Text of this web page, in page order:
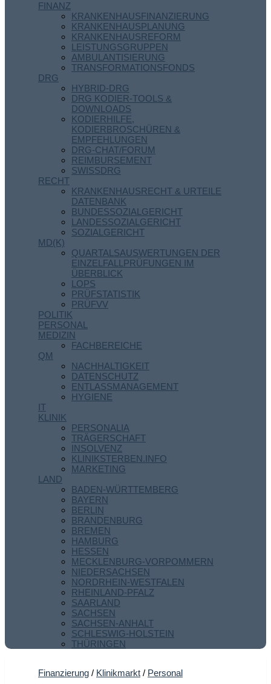
FINANZ
KRANKENHAUSFINANZIERUNG
KRANKENHAUSPLANUNG
KRANKENHAUSREFORM
LEISTUNGSGRUPPEN
AMBULANTISIERUNG
TRANSFORMATIONSFONDS
DRG
HYBRID-DRG
DRG KODIER-TOOLS &
DOWNLOADS
KODIERHILFE,
KODIERBROSCHÜREN &
EMPFEHLUNGEN
DRG-CHAT/FORUM
REIMBURSEMENT
SWISSDRG
RECHT
KRANKENHAUSRECHT & URTEILE
DATENBANK
BUNDESSOZIALGERICHT
LANDESSOZIALGERICHT
SOZIALGERICHT
MD(K)
QUARTALSAUSWERTUNGEN DER
EINZELFALLPRÜFUNGEN IM
ÜBERBLICK
LOPS
PRÜFSTATISTIK
PRÜFVV
POLITIK
PERSONAL
MEDIZIN
FACHBEREICHE
QM
NACHHALTIGKEIT
DATENSCHUTZ
ENTLASSMANAGEMENT
HYGIENE
IT
KLINIK
PERSONALIA
TRÄGERSCHAFT
INSOLVENZ
KLINIKSTERBEN.INFO
MARKETING
LAND
BADEN-WÜRTTEMBERG
BAYERN
BERLIN
BRANDENBURG
BREMEN
HAMBURG
HESSEN
MECKLENBURG-VORPOMMERN
NIEDERSACHSEN
NORDRHEIN-WESTFALEN
RHEINLAND-PFALZ
SAARLAND
SACHSEN
SACHSEN-ANHALT
SCHLESWIG-HOLSTEIN
THÜRINGEN
Finanzierung / Klinikmarkt / Personal